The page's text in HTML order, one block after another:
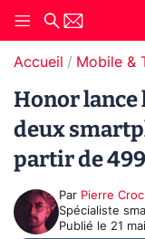
Accueil Mobile &
Honor lance
deux
partir de
Par Pierre
Spécialiste
Publié le 21